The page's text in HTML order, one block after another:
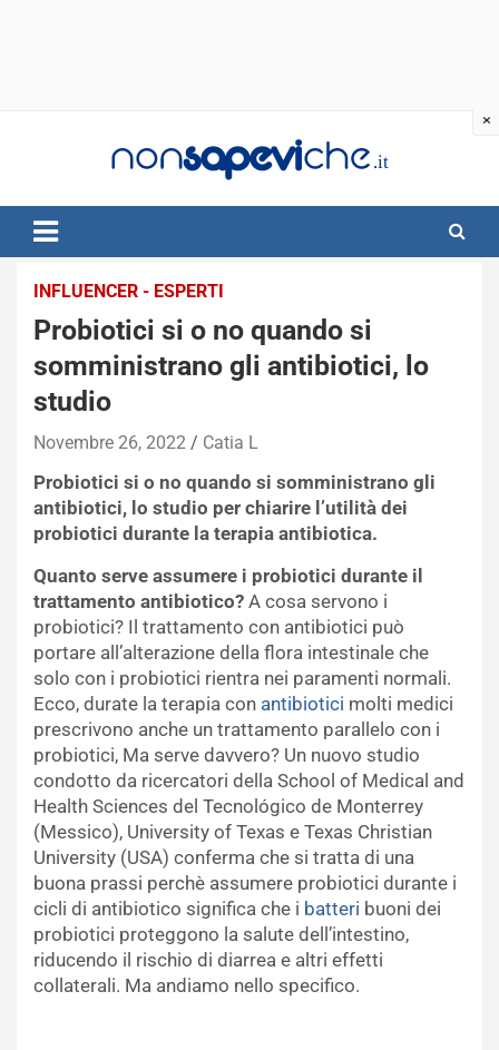
INFLUENCER - ESPERTI
Probiotici si o no quando si
somministrano gli antibiotici, lo
studio
Novembre 26, 2022 Catia L
Probiotici si o no quando si somministrano gli
antibiotici, lo studio per chiarire l’utilità dei
probiotici durante la terapia antibiotica.
Quanto serve assumere i probiotici durante il
trattamento antibiotico? A cosa servono i
probiotici? Il trattamento con antibiotici può
portare all’alterazione della flora intestinale che
solo con i probiotici rientra nei paramenti normali.
Ecco, durate la terapia con antibiotici molti medici
prescrivono anche un trattamento parallelo con i
probiotici, Ma serve davvero? Un nuovo studio
condotto da ricercatori della School of Medical and
Health Sciences del Tecnológico de Monterrey
(Messico), University of Texas e Texas Christian
University (USA) conferma che si tratta di una
buona prassi perchè assumere probiotici durante i
cicli di antibiotico significa che i batteri buoni dei
probiotici proteggono la salute dell’intestino,
riducendo il rischio di diarrea e altri effetti
collaterali. Ma andiamo nello specifico.